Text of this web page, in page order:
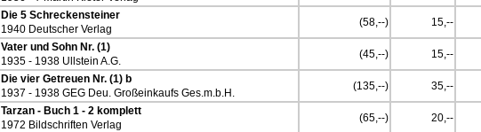
Die 5 Schreckensteiner
1940 Deutscher Verlag
(58,--) 15,--
Vater und Sohn Nr. (1)
1935 - 1938 Ullstein A.G.
(45,--) 15,--
Die vier Getreuen Nr. (1) b
1937 - 1938 GEG Deu. Großeinkaufs Ges.m.b.H.
(135,--) 35,--
Tarzan - Buch 1 - 2 komplett
1972 Bildschriften Verlag
(65,--) 20,--